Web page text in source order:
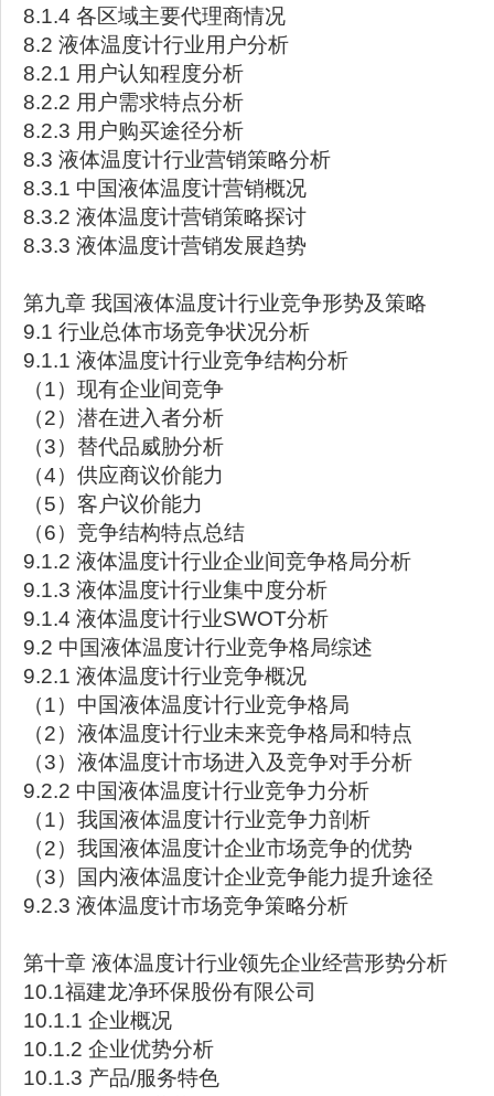
8.1.4 各区域主要代理商情况
8.2 液体温度计行业用户分析
8.2.1 用户认知程度分析
8.2.2 用户需求特点分析
8.2.3 用户购买途径分析
8.3 液体温度计行业营销策略分析
8.3.1 中国液体温度计营销概况
8.3.2 液体温度计营销策略探讨
8.3.3 液体温度计营销发展趋势
第九章 我国液体温度计行业竞争形势及策略
9.1 行业总体市场竞争状况分析
9.1.1 液体温度计行业竞争结构分析
（1）现有企业间竞争
（2）潜在进入者分析
（3）替代品威胁分析
（4）供应商议价能力
（5）客户议价能力
（6）竞争结构特点总结
9.1.2 液体温度计行业企业间竞争格局分析
9.1.3 液体温度计行业集中度分析
9.1.4 液体温度计行业SWOT分析
9.2 中国液体温度计行业竞争格局综述
9.2.1 液体温度计行业竞争概况
（1）中国液体温度计行业竞争格局
（2）液体温度计行业未来竞争格局和特点
（3）液体温度计市场进入及竞争对手分析
9.2.2 中国液体温度计行业竞争力分析
（1）我国液体温度计行业竞争力剖析
（2）我国液体温度计企业市场竞争的优势
（3）国内液体温度计企业竞争能力提升途径
9.2.3 液体温度计市场竞争策略分析
第十章 液体温度计行业领先企业经营形势分析
10.1福建龙净环保股份有限公司
10.1.1 企业概况
10.1.2 企业优势分析
10.1.3 产品/服务特色